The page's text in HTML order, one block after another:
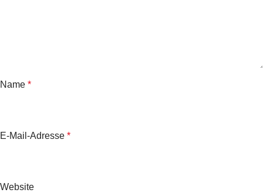
Name *
E-Mail-Adresse *
Website